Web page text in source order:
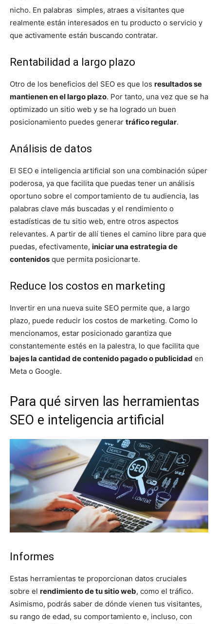
nicho. En palabras simples, atraes a visitantes que
realmente están interesados en tu producto o servicio y
que activamente están buscando contratar.
Rentabilidad a largo plazo
Otro de los beneficios del SEO es que los resultados se
mantienen en el largo plazo. Por tanto, una vez que se ha
optimizado un sitio web y se ha logrado un buen
posicionamiento puedes generar tráfico regular.
Análisis de datos
El SEO e inteligencia artificial son una combinación súper
poderosa, ya que facilita que puedas tener un análisis
oportuno sobre el comportamiento de tu audiencia, las
palabras clave más buscadas y el rendimiento o
estadísticas de tu sitio web, entre otros aspectos
relevantes. A partir de allí tienes el camino libre para que
puedas, efectivamente, iniciar una estrategia de
contenidos que permita posicionarte.
Reduce los costos en marketing
Invertir en una nueva suite SEO permite que, a largo
plazo, puede reducir los costos de marketing. Como lo
mencionamos, estar posicionado garantiza que
constantemente estés en la palestra, lo que facilita que
bajes la cantidad de contenido pagado o publicidad en
Meta o Google.
Para qué sirven las herramientas
SEO e inteligencia artificial
Informes
Estas herramientas te proporcionan datos cruciales
sobre el rendimiento de tu sitio web, como el tráfico.
Asimismo, podrás saber de dónde vienen tus visitantes,
su rango de edad, su comportamiento e, incluso, con